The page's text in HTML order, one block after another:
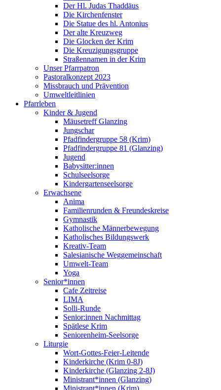
Der Hl. Judas Thaddäus
Die Kirchenfenster
Die Statue des hl. Antonius
Der alte Kreuzweg
Die Glocken der Krim
Die Kreuzigungsgruppe
Straßennamen in der Krim
Unser Pfarrpatron
Pastoralkonzept 2023
Missbrauch und Prävention
Umweltleitlinien
Pfarrleben
Kinder & Jugend
Mäusetreff Glanzing
Jungschar
Pfadfindergruppe 58 (Krim)
Pfadfindergruppe 81 (Glanzing)
Jugend
Babysitter:innen
Schulseelsorge
Kindergartenseelsorge
Erwachsene
Anima
Familienrunden & Freundeskreise
Gymnastik
Katholische Männerbewegung
Katholisches Bildungswerk
Kreativ-Team
Salesianische Weggemeinschaft
Umwelt-Team
Yoga
Senior*innen
Cafe Zeitreise
LIMA
Solli-Runde
Senior:innen Nachmittag
Spätlese Krim
Seniorenheim-Seelsorge
Liturgie
Wort-Gottes-Feier-Leitende
Kinderkirche (Krim 0-8J)
Kinderkirche (Glanzing 2-8J)
Ministrant*innen (Glanzing)
Ministrant*innen (Krim)